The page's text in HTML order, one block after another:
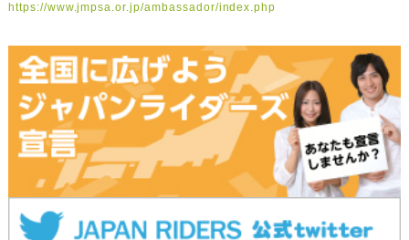
https://www.jmpsa.or.jp/ambassador/index.php